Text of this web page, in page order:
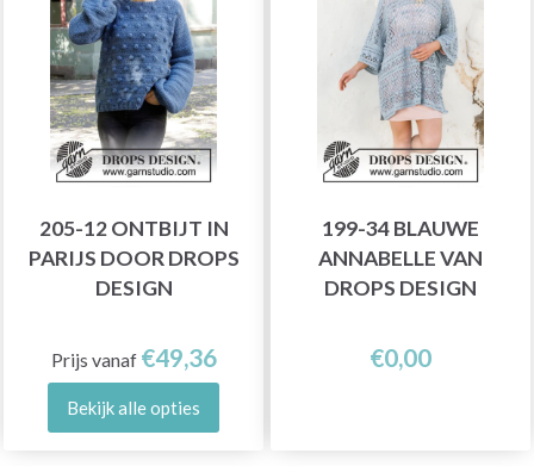
205-12 ONTBIJT IN
PARIJS DOOR DROPS
DESIGN
Prijs vanaf €49,36
Bekijk alle opties
199-34 BLAUWE
ANNABELLE VAN
DROPS DESIGN
€0,00